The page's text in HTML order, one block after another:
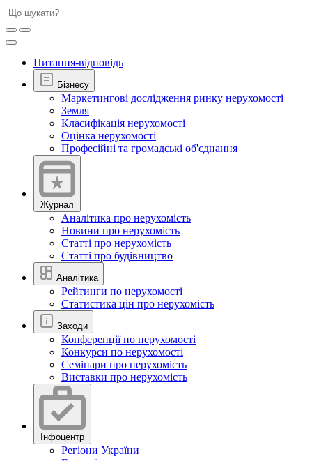
Питання-відповідь
Бізнесу
Маркетингові дослідження ринку нерухомості
Земля
Класифікація нерухомості
Оцінка нерухомості
Професійні та громадські об'єднання
Журнал
Аналітика про нерухомість
Новини про нерухомість
Статті про нерухомість
Статті про будівництво
Аналітика
Рейтинги по нерухомості
Статистика цін про нерухомість
Заходи
Конференції по нерухомості
Конкурси по нерухомості
Семінари про нерухомість
Виставки про нерухомість
Інфоцентр
Регіони України